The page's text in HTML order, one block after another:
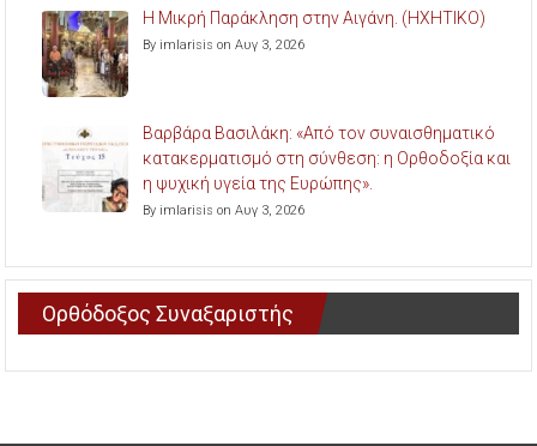
Η Μικρή Παράκληση στην Αιγάνη. (ΗΧΗΤΙΚΟ)
By imlarisis on Αυγ 3, 2026
Βαρβάρα Βασιλάκη: «Από τον συναισθηματικό
κατακερματισμό στη σύνθεση: η Ορθοδοξία και
η ψυχική υγεία της Ευρώπης».
By imlarisis on Αυγ 3, 2026
Ορθόδοξος Συναξαριστής